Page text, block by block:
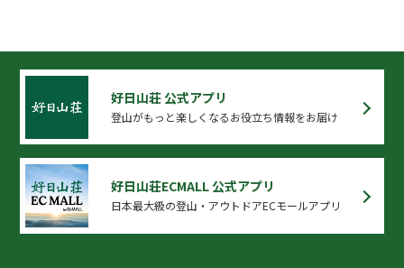
好日山荘 公式アプリ
登山がもっと楽しくなるお役立ち情報をお届け
好日山荘ECMALL 公式アプリ
日本最大級の登山・アウトドアECモールアプリ